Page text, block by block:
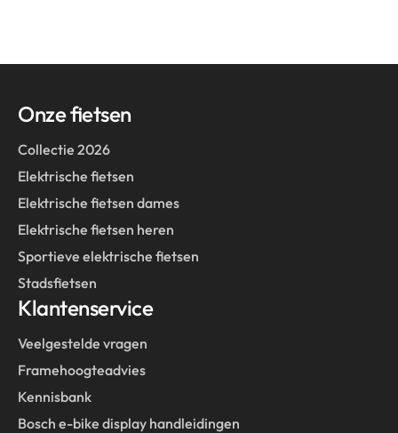
Onze fietsen
Collectie 2026
Elektrische fietsen
Elektrische fietsen dames
Elektrische fietsen heren
Sportieve elektrische fietsen
Stadsfietsen
Klantenservice
Veelgestelde vragen
Framehoogteadvies
Kennisbank
Bosch e-bike display handleidingen